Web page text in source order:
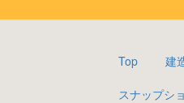
Top 建
スナップシ